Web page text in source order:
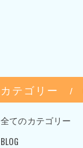
カテゴリー
全てのカテゴリー
BLOG